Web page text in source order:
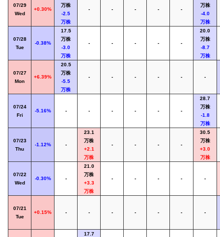
07/29
Wed
+0.30%
万株
-2.5
万株
- - - - -
万株
-4.0
万株
07/28
Tue
-0.38%
17.5
万株
-3.0
万株
- - - - -
20.0
万株
-8.7
万株
07/27
Mon
+6.39%
20.5
万株
-5.5
万株
- - - - - -
07/24
Fri
-5.16% - - - - - -
28.7
万株
-1.8
万株
07/23
Thu
-1.12% -
23.1
万株
+2.1
万株
- - - -
30.5
万株
+3.0
万株
07/22
Wed
-0.30% -
21.0
万株
+3.3
万株
- - - - -
07/21
Tue
+0.15% - - - - - - -
17.7